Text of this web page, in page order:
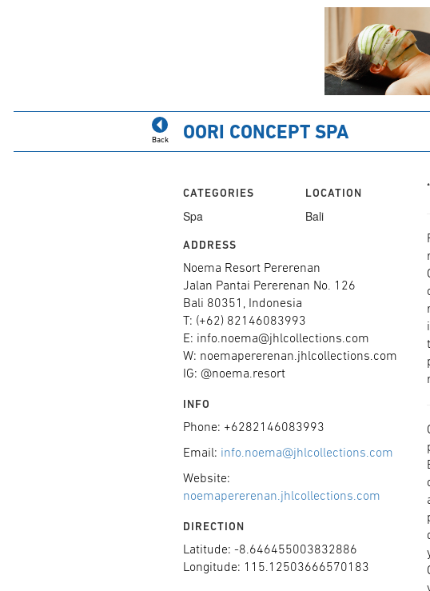
Back OORI CONCEPT SPA
CATEGORIES
Spa
LOCATION
Bali
ADDRESS
Noema Resort Pererenan
Jalan Pantai Pererenan No. 126
Bali 80351, Indonesia
T: (+62) 82146083993
E: info.noema@jhlcollections.com
W: noemapererenan.jhlcollections.com
IG: @noema.resort
INFO
Phone: +6282146083993
Email: info.noema@jhlcollections.com
Website:
noemapererenan.jhlcollections.com
DIRECTION
Latitude: -8.646455003832886
Longitude: 115.12503666570183